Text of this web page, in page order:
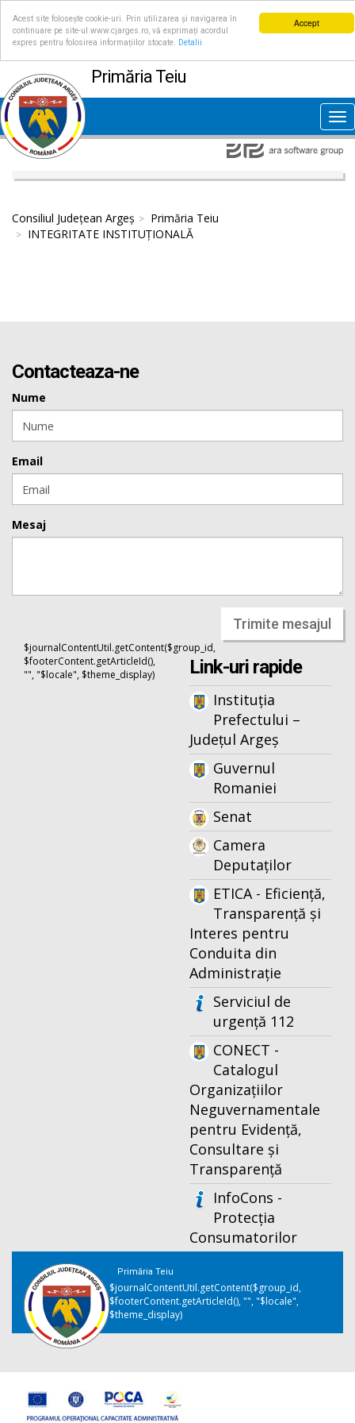
Accept
Acest site folosește cookie-uri. Prin utilizarea și navigarea în
continuare pe site-ul www.cjarges.ro, vă exprimați acordul
expres pentru folosirea informațiilor stocate.
Detalii
Primăria Teiu
Consiliul Județean Argeș
Primăria Teiu
INTEGRITATE INSTITUȚIONALĂ
Contacteaza-ne
Nume
Email
Mesaj
Trimite mesajul
$journalContentUtil.getContent($group_id,
$footerContent.getArticleId(),
"", "$locale", $theme_display)
Link-uri rapide
Instituția
Prefectului –
Județul Argeș
Guvernul
Romaniei
Senat
Camera
Deputaților
ETICA - Eficiență,
Transparență și
Interes pentru
Conduita din
Administrație
Serviciul de
urgență 112
CONECT -
Catalogul
Organizațiilor
Neguvernamentale
pentru Evidență,
Consultare și
Transparență
InfoCons -
Protecția
Consumatorilor
Primăria Teiu
$journalContentUtil.getContent($group_id,
$footerContent.getArticleId(), "", "$locale",
$theme_display)